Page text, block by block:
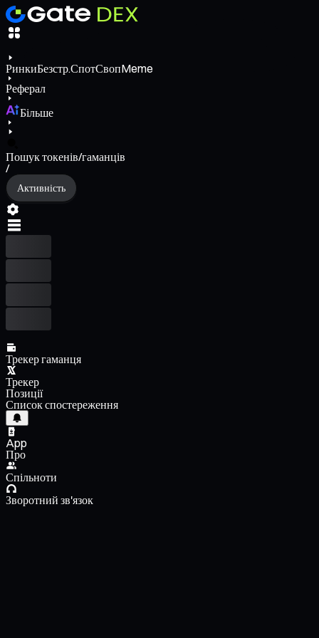
РинкиБезстр.СпотСвопMeme
Реферал
Більше
Пошук токенів/гаманців
/
Активність
Трекер гаманця
Трекер
Позиції
Список спостереження
App
Про
Спільноти
Зворотний зв'язок